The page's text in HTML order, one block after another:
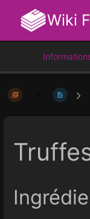
Wiki